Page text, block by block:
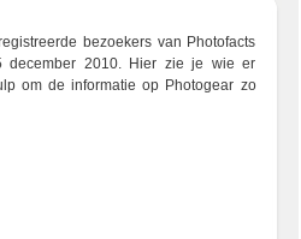
bezoekers van Photofacts
december 2010. Hier zie je wie er
om de informatie op Photogear zo